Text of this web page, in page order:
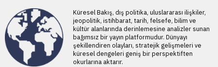
Küresel Bakış, dış politika, uluslararası ilişkiler,
jeopolitik, istihbarat, tarih, felsefe, bilim ve
kültür alanlarında derinlemesine analizler sunan
bağımsız bir yayın platformudur. Dünyayı
şekillendiren olayları, stratejik gelişmeleri ve
küresel dengeleri geniş bir perspektiften
okurlarına aktarır.